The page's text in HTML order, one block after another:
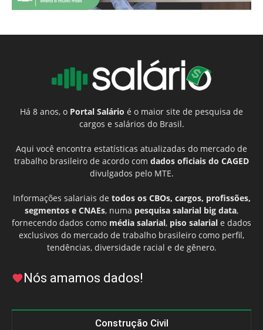
Há 8 anos, o Portal Salário é o maior site de pesquisa de
cargos e salários do Brasil.
Aqui você encontra estatísticas atualizadas do mercado de
trabalho brasileiro de acordo com dados oficiais do CAGED
divulgados pelo MTE.
Informações salariais de todos os CBOs, cargos, profissões,
segmentos e CNAEs, numa pesquisa salarial big data,
fornecendo dados como média salarial, piso salarial e dados
exclusivos do mercado de trabalho brasileiro como perfil,
tendências, diversidade racial e de gênero.
Nós amamos dados!
Construção Civil